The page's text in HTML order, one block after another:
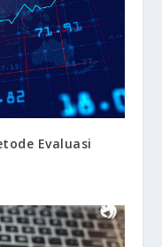
Evaluasi